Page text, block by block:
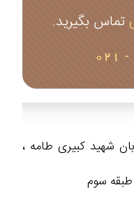
تماس بگیرید.
شهيد كبيرى طامه ،